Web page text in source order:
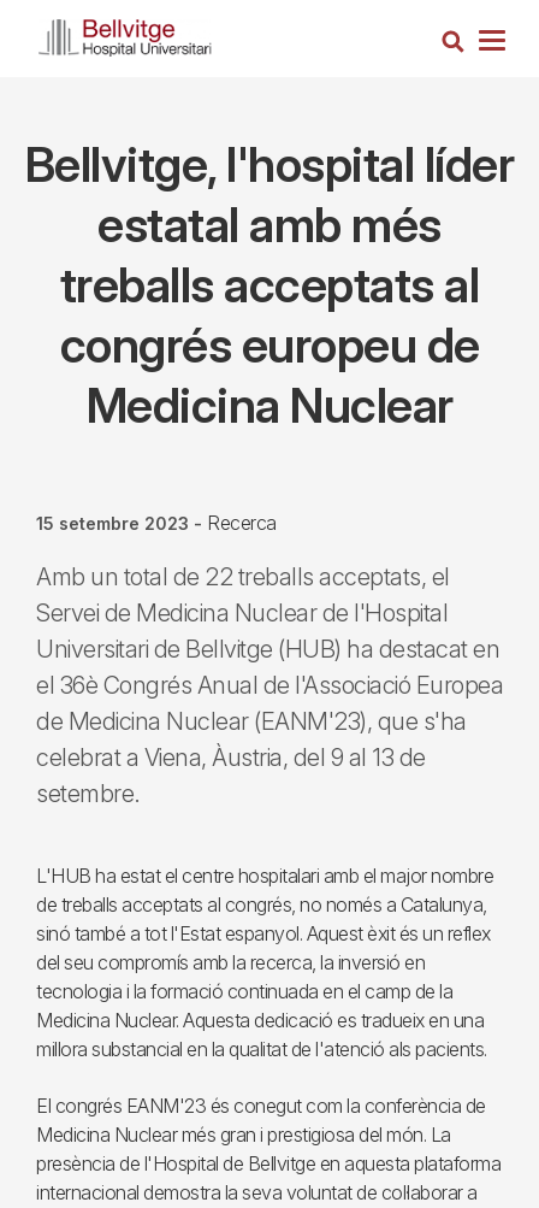
Cerca
Bellvitge, l'hospital líder
estatal amb més
treballs acceptats al
congrés europeu de
Medicina Nuclear
15 setembre 2023 - Recerca
Amb un total de 22 treballs acceptats, el
Servei de Medicina Nuclear de l'Hospital
Universitari de Bellvitge (HUB) ha destacat en
el 36è Congrés Anual de l'Associació Europea
de Medicina Nuclear (EANM'23), que s'ha
celebrat a Viena, Àustria, del 9 al 13 de
setembre.
L'HUB ha estat el centre hospitalari amb el major nombre
de treballs acceptats al congrés, no només a Catalunya,
sinó també a tot l'Estat espanyol. Aquest èxit és un reflex
del seu compromís amb la recerca, la inversió en
tecnologia i la formació continuada en el camp de la
Medicina Nuclear. Aquesta dedicació es tradueix en una
millora substancial en la qualitat de l'atenció als pacients.
El congrés EANM'23 és conegut com la conferència de
Medicina Nuclear més gran i prestigiosa del món. La
presència de l'Hospital de Bellvitge en aquesta plataforma
internacional demostra la seva voluntat de col·laborar a